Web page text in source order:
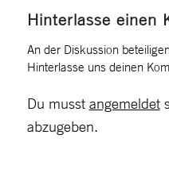
Hinterlasse einen
An der Diskussion
Hinterlasse uns deinen
Du musst angemeldet
abzugeben.